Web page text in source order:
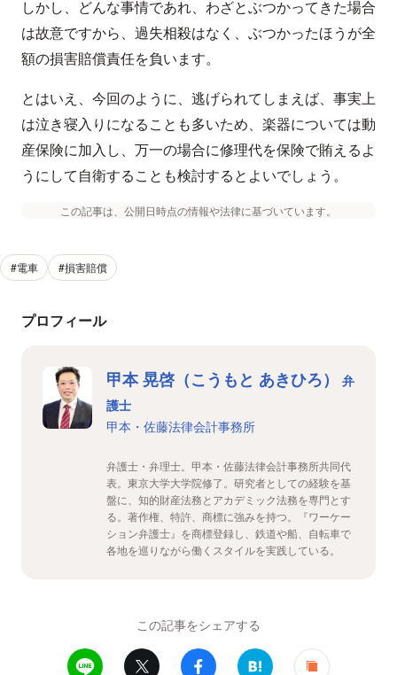
しかし、どんな事情であれ、わざとぶつかってきた場合
は故意ですから、過失相殺はなく、ぶつかったほうが全
額の損害賠償責任を負います。
とはいえ、今回のように、逃げられてしまえば、事実上
は泣き寝入りになることも多いため、楽器については動
産保険に加入し、万一の場合に修理代を保険で賄えるよ
うにして自衛することも検討するとよいでしょう。
この記事は、公開日時点の情報や法律に基づいています。
#電車 #損害賠償
プロフィール
甲本 晃啓（こうもと あきひろ）
弁
護士
甲本・佐藤法律会計事務所
弁護士・弁理士。甲本・佐藤法律会計事務所共同代
表。東京大学大学院修了。研究者としての経験を基
盤に、知的財産法務とアカデミック法務を専門とす
る。著作権、特許、商標に強みを持つ。『ワーケー
ション弁護士』を商標登録し、鉄道や船、自転車で
各地を巡りながら働くスタイルを実践している。
この記事をシェアする